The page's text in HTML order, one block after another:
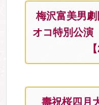
梅沢富美男
オコ特別公
壽祝桜四月